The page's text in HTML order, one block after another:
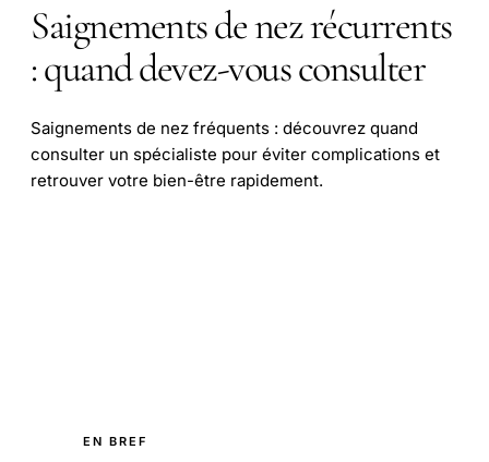
Saignements de nez récurrents
: quand devez-vous consulter
Saignements de nez fréquents : découvrez quand
consulter un spécialiste pour éviter complications et
retrouver votre bien-être rapidement.
EN BREF